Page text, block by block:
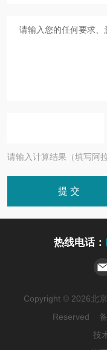
请输入计算结果（填写阿
热线电话：
Copyright © 2026北
Reserved 备
技